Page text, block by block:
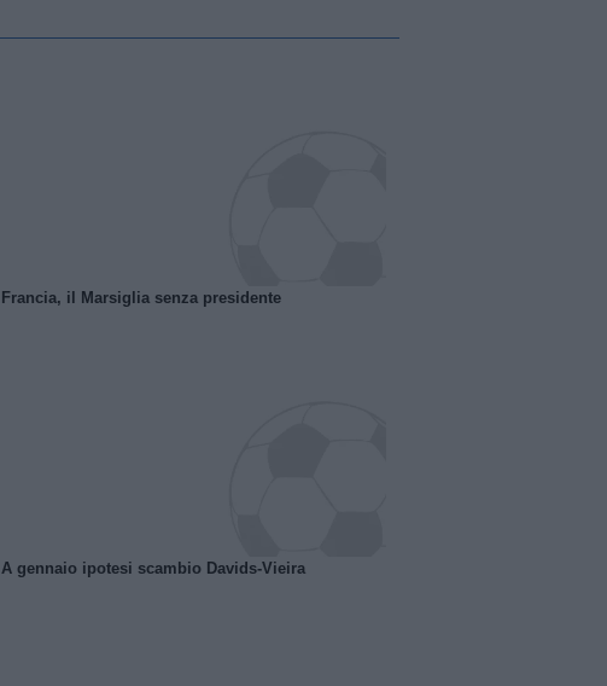
Francia, il Marsiglia senza presidente
A gennaio ipotesi scambio Davids-Vieira